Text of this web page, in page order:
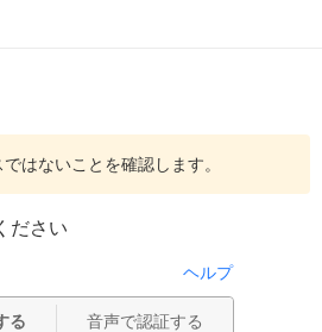
はないことを確認します。
ださい
ヘルプ
る 音声で認証する